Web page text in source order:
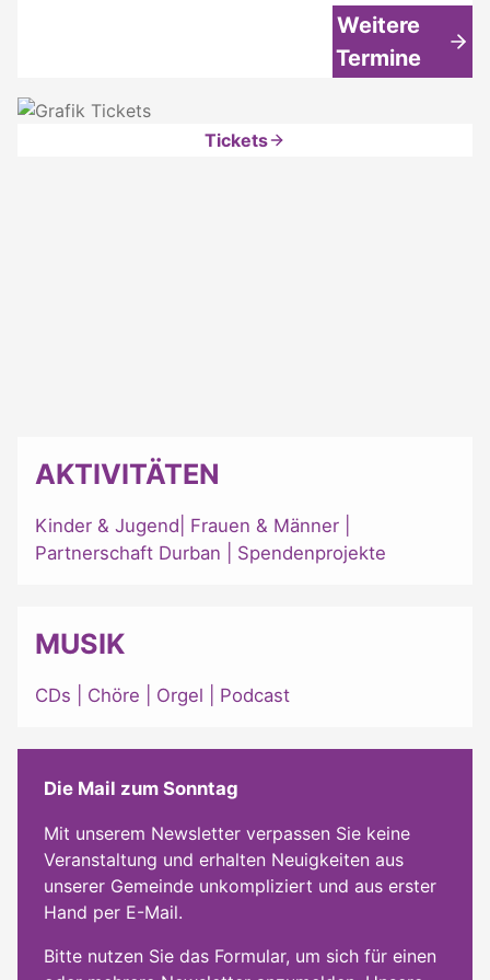
Weitere
Termine
Tickets
AKTIVITÄTEN
Kinder & Jugend Frauen & Männer
Partnerschaft Durban
Spendenprojekte
MUSIK
CDs Chöre Orgel Podcast
Die Mail zum Sonntag
Mit unserem Newsletter verpassen Sie keine
Veranstaltung und erhalten Neuigkeiten aus
unserer Gemeinde unkompliziert und aus erster
Hand per E-Mail.
Bitte nutzen Sie das Formular, um sich für einen